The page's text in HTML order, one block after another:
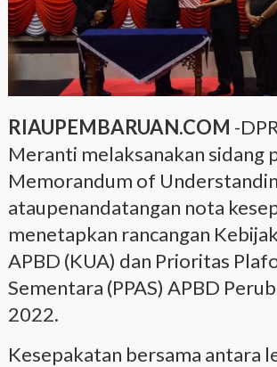
RIAUPEMBARUAN.COM -
Meranti melaksanakan sidang
Memorandum of
ataupenandatangan nota
menetapkan rancangan
APBD (KUA) dan Prioritas
Sementara (PPAS) APBD
2022.
Kesepakatan bersama antara